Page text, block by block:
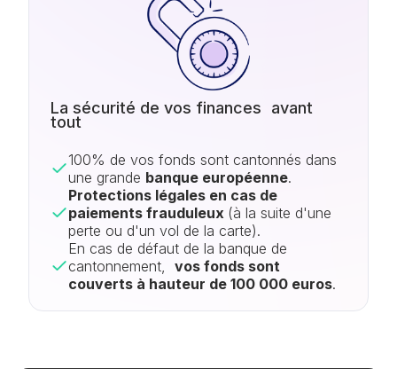
La sécurité de vos finances avant
tout
100% de vos fonds sont cantonnés dans
une grande banque européenne.
Protections légales en cas de
paiements frauduleux (à la suite d'une
perte ou d'un vol de la carte).
En cas de défaut de la banque de
cantonnement, vos fonds sont
couverts à hauteur de 100 000 euros.